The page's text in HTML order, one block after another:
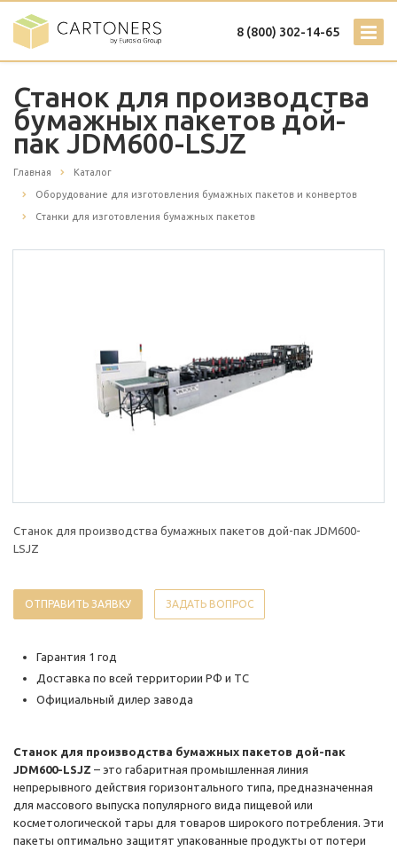
8 (800) 302-14-65
Станок для производства
бумажных пакетов дой-
пак JDM600-LSJZ
Главная Каталог
Оборудование для изготовления бумажных пакетов и конвертов
Станки для изготовления бумажных пакетов
Станок для производства бумажных пакетов дой-пак JDM600-
LSJZ
ОТПРАВИТЬ ЗАЯВКУ ЗАДАТЬ ВОПРОС
Гарантия 1 год
Доставка по всей территории РФ и ТС
Официальный дилер завода
Станок для производства бумажных пакетов дой-пак
JDM600-LSJZ – это габаритная промышленная линия
непрерывного действия горизонтального типа, предназначенная
для массового выпуска популярного вида пищевой или
косметологической тары для товаров широкого потребления. Эти
пакеты оптимально защитят упакованные продукты от потери